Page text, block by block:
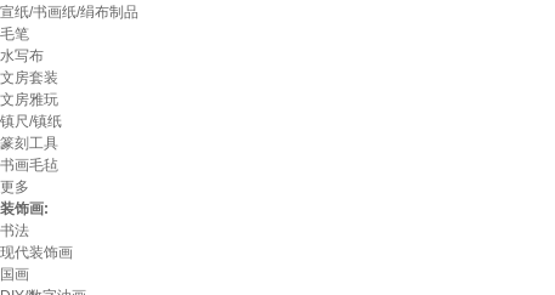
宣纸/书画纸/绢布制品
毛笔
水写布
文房套装
文房雅玩
镇尺/镇纸
篆刻工具
书画毛毡
更多
装饰画:
书法
现代装饰画
国画